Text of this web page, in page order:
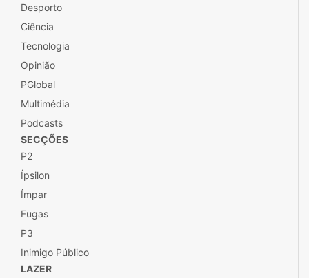
Desporto
Ciência
Tecnologia
Opinião
PGlobal
Multimédia
Podcasts
SECÇÕES
P2
Ípsilon
Ímpar
Fugas
P3
Inimigo Público
LAZER